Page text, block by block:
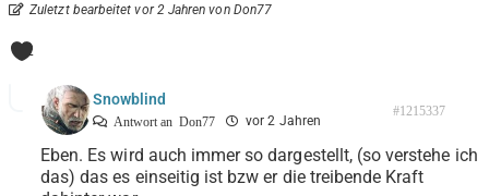
Zuletzt bearbeitet vor 2 Jahren von Don77
2
Snowblind
Antwort an Don77 vor 2 Jahren
#1215337
Eben. Es wird auch immer so dargestellt, (so verstehe ich
das) das es einseitig ist bzw er die treibende Kraft